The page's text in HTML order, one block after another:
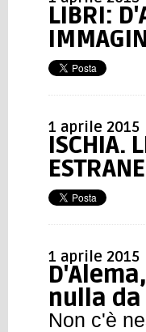
LIBRI:
1 aprile 2015
ISCHIA.
1 aprile 2015
nulla
Non c'è